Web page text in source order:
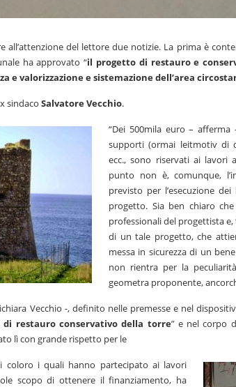
all’attenzione del lettore due notizie. La prima è
ha approvato “il progetto di restauro e
e valorizzazione e sistemazione dell’area
sindaco Salvatore Vecchio.
“Dei 500mila euro –
supporti (ormai leitmotiv di
ecc., sono riservati ai lavori
punto non è, comunque,
previsto per l’esecuzione
progetto. Sia ben chiaro
professionali del progettista
di un tale progetto, che
messa in sicurezza di un
non rientra per la
geometra proponente,
Vecchio -, definito nelle premesse e nel
di restauro conservativo della torre” e nel corpo
lì con grande rispetto per le
coloro i quali hanno partecipato ai lavori
scopo di ottenere il finanziamento, ha